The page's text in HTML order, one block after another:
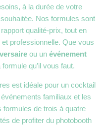
à la durée de votre
Nos formules sont
qualité-prix, tout en
professionnelle. Que vous
ou un événement
qu’il vous faut.
est idéale pour un cocktail
familiaux et les
formules de trois à quatre
de profiter du photobooth